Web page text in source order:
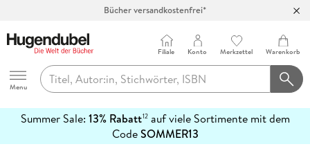
Bücher versandkostenfrei*
Abholung in über 100 Filialen
Hugendubel
Menu
Filiale Konto Merkzettel Warenkorb
Summer Sale: 13% Rabatt12auf viele Sortimente mit dem
CodeSOMMER13